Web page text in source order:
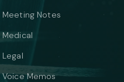
Meeting Notes
Medical
Legal
Voice Memos